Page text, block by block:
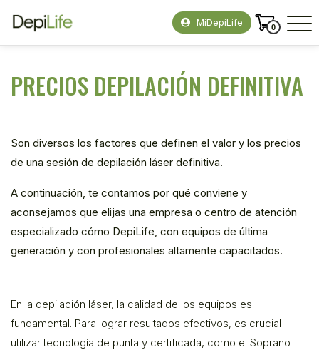
MiDepiLife 0
PRECIOS DEPILACIÓN DEFINITIVA
Son diversos los factores que definen el valor y los precios
de una sesión de depilación láser definitiva.
A continuación, te contamos por qué conviene y
aconsejamos que elijas una empresa o centro de atención
especializado cómo DepiLife, con equipos de última
generación y con profesionales altamente capacitados.
En la depilación láser, la calidad de los equipos es
fundamental. Para lograr resultados efectivos, es crucial
utilizar tecnología de punta y certificada, como el Soprano